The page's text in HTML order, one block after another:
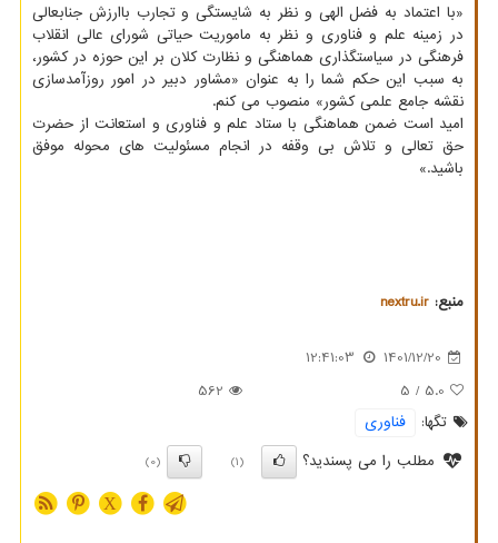
«با اعتماد به فضل الهی و نظر به شایستگی و تجارب باارزش جنابعالی
در زمینه علم و فناوری و نظر به ماموریت حیاتی شورای عالی انقلاب
فرهنگی در سیاستگذاری هماهنگی و نظارت کلان بر این حوزه در کشور،
به سبب این حکم شما را به عنوان «مشاور دبیر در امور روزآمدسازی
نقشه جامع علمی کشور» منصوب می کنم.
امید است ضمن هماهنگی با ستاد علم و فناوری و استعانت از حضرت
حق تعالی و تلاش بی وقفه در انجام مسئولیت های محوله موفق
باشید.»
منبع: nextru.ir
1401/12/20
12:41:03
5.0
/ 5
562
تگها:
فناوری
مطلب را می پسندید؟
(1)
(0)
X